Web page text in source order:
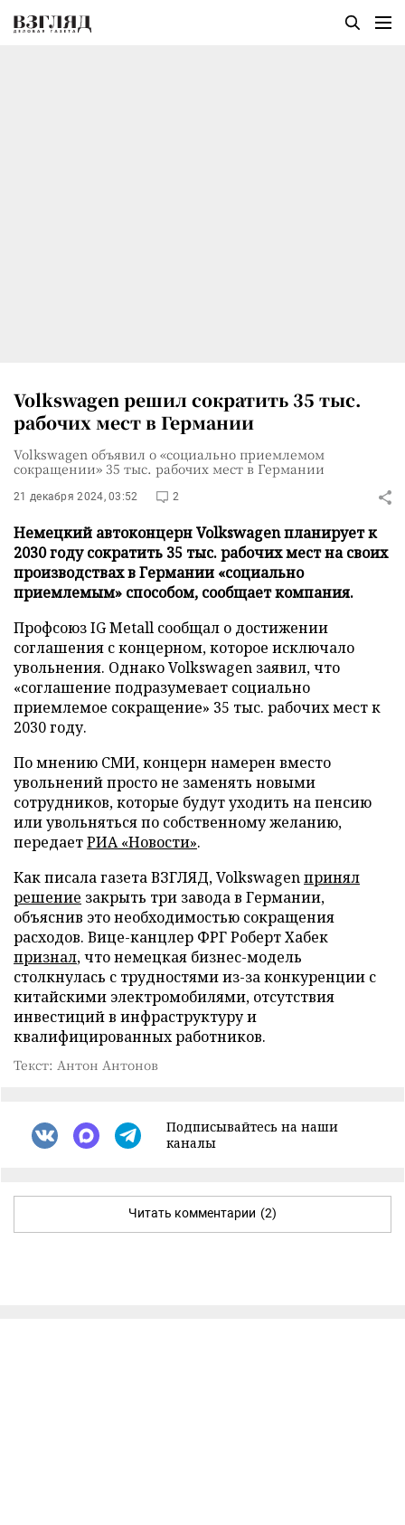
Volkswagen решил сократить 35 тыс.
рабочих мест в Германии
Volkswagen объявил о «социально приемлемом
сокращении» 35 тыс. рабочих мест в Германии
21 декабря 2024, 03:52 2
Немецкий автоконцерн Volkswagen планирует к
2030 году сократить 35 тыс. рабочих мест на своих
производствах в Германии «социально
приемлемым» способом, сообщает компания.
Профсоюз IG Metall сообщал о достижении
соглашения с концерном, которое исключало
увольнения. Однако Volkswagen заявил, что
«соглашение подразумевает социально
приемлемое сокращение» 35 тыс. рабочих мест к
2030 году.
По мнению СМИ, концерн намерен вместо
увольнений просто не заменять новыми
сотрудников, которые будут уходить на пенсию
или увольняться по собственному желанию,
передаетРИА «Новости».
Как писала газета ВЗГЛЯД, Volkswagenпринял
решение закрыть три завода в Германии,
объяснив это необходимостью сокращения
расходов. Вице-канцлер ФРГ Роберт Хабек
признал, что немецкая бизнес-модель
столкнулась с трудностями из-за конкуренции с
китайскими электромобилями, отсутствия
инвестиций в инфраструктуру и
квалифицированных работников.
Текст: Антон Антонов
Подписывайтесь на наши
каналы
Читать комментарии (2)